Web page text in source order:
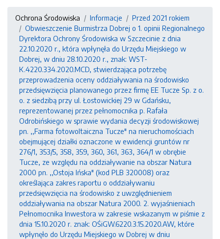
Ochrona Środowiska Informacje
Przed 2021 rokiem
Obwieszczenie Burmistrza Dobrej o 1. opinii Regionalnego
Dyrektora Ochrony Środowiska w Szczecinie z dnia
22.10.2020 r., która wpłynęła do Urzędu Miejskiego w
Dobrej, w dniu 28.10.2020 r., znak: WST-
K.4220.334.2020.MCD, stwierdzająca potrzebę
przeprowadzenia oceny oddziaływania na środowisko
przedsięwzięcia planowanego przez firmę EE Tucze Sp. z o.
o. z siedzibą przy ul. Łostowickiej 29 w Gdańsku,
reprezentowanej przez pełnomocnika p. Rafała
Odrobińskiego w sprawie wydania decyzji środowiskowej
pn. ,,Farma fotowoltaiczna Tucze" na nieruchomościach
obejmującej działki oznaczone w ewidencji gruntów nr
276/1, 353/5, 358, 359, 360, 361, 363, 364/1 w obrębie
Tucze, ze względu na oddziaływanie na obszar Natura
2000 pn. ,,Ostoja Ińska" (kod PLB 320008) oraz
określająca zakres raportu o oddziaływaniu
przedsięwzięcia na środowisko z uwzględnieniem
oddziaływania na obszar Natura 2000. 2. wyjaśnieniach
Pełnomocnika Inwestora w zakresie wskazanym w piśmie z
dnia 15.10.2020 r. znak: OŚiGW.6220.3.15.2020.AW, które
wpłynęło do Urzędu Miejskiego w Dobrej w dniu